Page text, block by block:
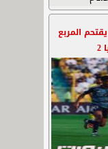
المربع